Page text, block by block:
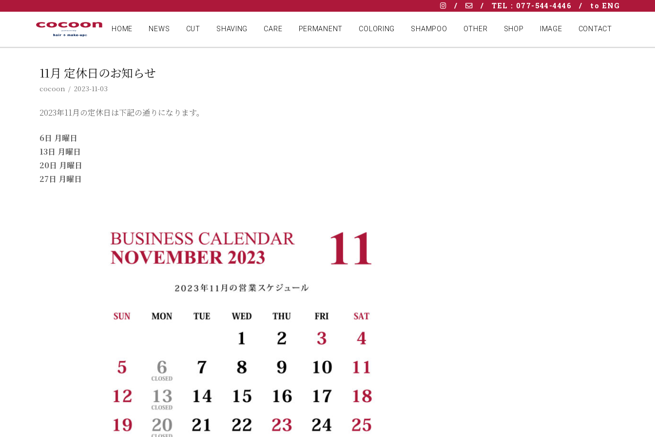
/ /TEL : 077-544-4446 / to ENG
HOME NEWS CUT SHAVING CARE PERMANENT COLORING SHAMPOO OTHER SHOP IMAGE CONTACT
11月 定休日のお知らせ
cocoon 2023-11-03
2023年11月の定休日は下記の通りになります。
6日 月曜日
13日 月曜日
20日 月曜日
27日 月曜日